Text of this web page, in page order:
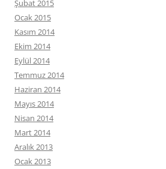
Şubat 2015
Ocak 2015
Kasım 2014
Ekim 2014
Eylül 2014
Temmuz 2014
Haziran 2014
Mayıs 2014
Nisan 2014
Mart 2014
Aralık 2013
Ocak 2013